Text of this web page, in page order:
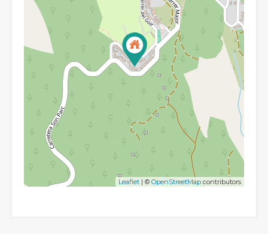
Leaflet | © OpenStreetMap contributors